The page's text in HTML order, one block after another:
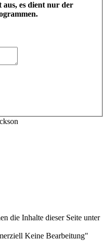
aus, es dient nur der
die Inhalte dieser Seite unter